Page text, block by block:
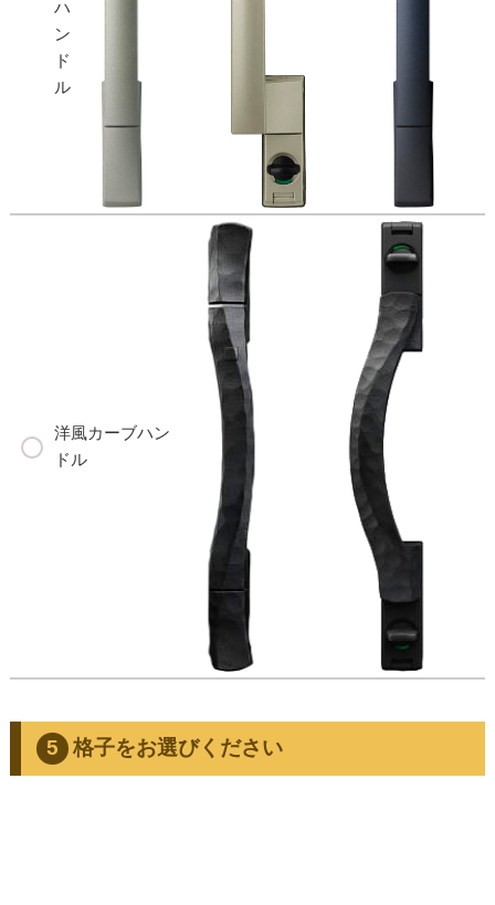
ハ
ン
ド
ル
洋風カーブハン
ドル
格子をお選びください